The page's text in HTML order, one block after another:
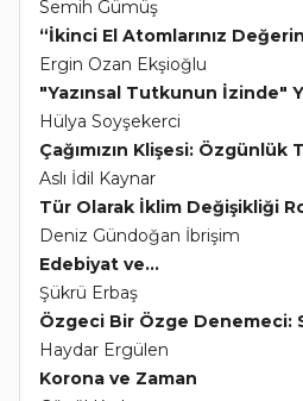
Semih Gümüş
“İkinci El Atomlarınız
Ergin Ozan Ekşioğlu
"Yazınsal Tutkunun İzinde"
Hülya Soyşekerci
Çağımızın Klişesi: Özgünlük
Aslı İdil Kaynar
Tür Olarak İklim Değişikliği
Deniz Gündoğan İbrişim
Edebiyat ve...
Şükrü Erbaş
Özgeci Bir Özge Denemeci:
Haydar Ergülen
Korona ve Zaman